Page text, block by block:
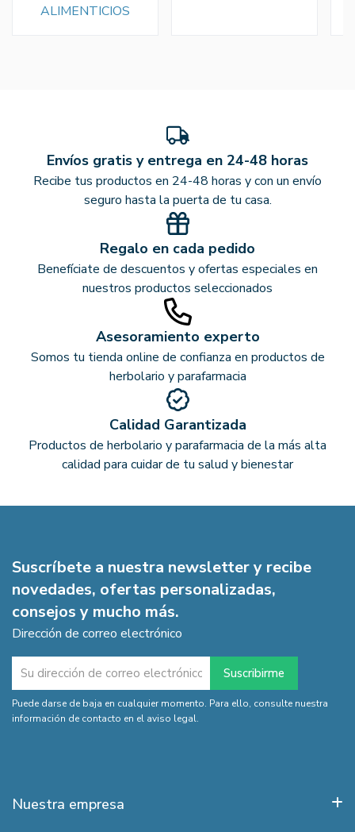
ALIMENTICIOS
Envíos gratis y entrega en 24-48 horas
Recibe tus productos en 24-48 horas y con un envío
seguro hasta la puerta de tu casa.
Regalo en cada pedido
Benefíciate de descuentos y ofertas especiales en
nuestros productos seleccionados
Asesoramiento experto
Somos tu tienda online de confianza en productos de
herbolario y parafarmacia
Calidad Garantizada
Productos de herbolario y parafarmacia de la más alta
calidad para cuidar de tu salud y bienestar
Suscríbete a nuestra newsletter y recibe
novedades, ofertas personalizadas,
consejos y mucho más.
Dirección de correo electrónico
Puede darse de baja en cualquier momento. Para ello, consulte nuestra
información de contacto en el aviso legal.
Nuestra empresa